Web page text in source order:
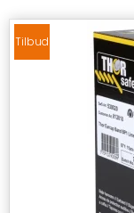
Tilbud